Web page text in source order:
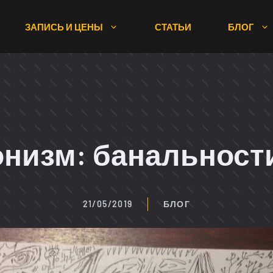
ЗАПИСЬ И ЦЕНЫ СТАТЬИ БЛОГ
21/05/2019 БЛОГ